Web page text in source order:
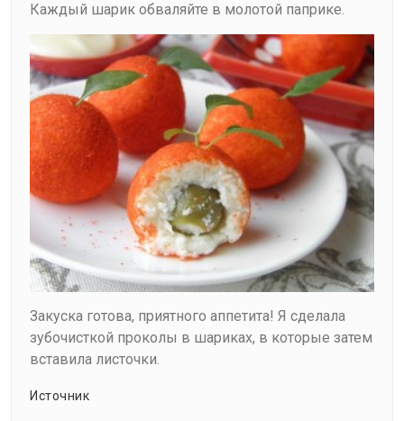
Каждый шарик обваляйте в молотой паприке.
Закуска готова, приятного аппетита! Я сделала
зубочисткой проколы в шариках, в которые затем
вставила листочки.
Источник